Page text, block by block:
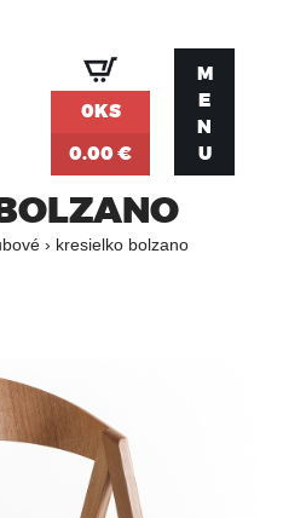
M
E
N
U
0KS
0.00 €
› kresielko bolzano